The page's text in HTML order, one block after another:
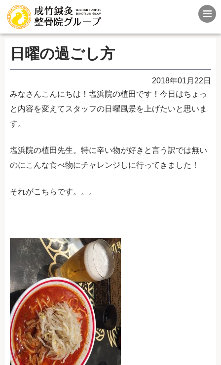
日曜の過ごし方
2018年01月22日
みなさんこんにちは！塩浜院の植田です！今日はちょっ
と内容を変えてスタッフの日曜風景を上げたいと思いま
す。
塩浜院の植田先生。特に辛い物が好きと言う訳では無い
のにこんな食べ物にチャレンジしに行ってきました！
それがこちらです。。。